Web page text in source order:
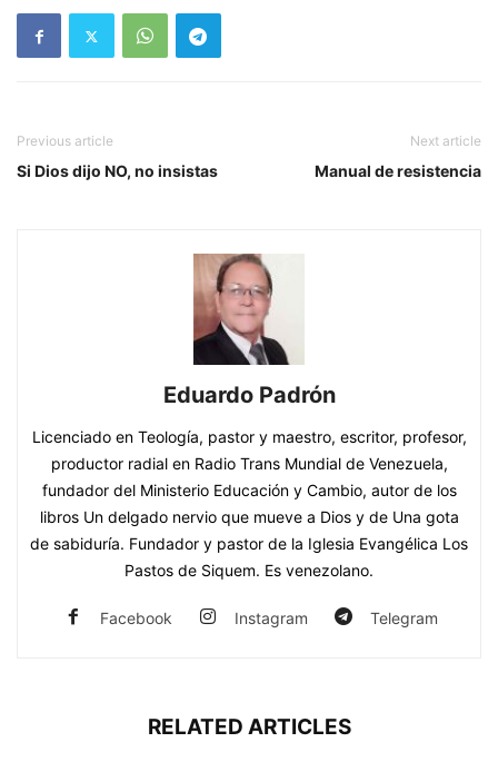
Previous article
Si Dios dijo NO, no insistas
Next article
Manual de resistencia
Eduardo Padrón
Licenciado en Teología, pastor y maestro, escritor, profesor,
productor radial en Radio Trans Mundial de Venezuela,
fundador del Ministerio Educación y Cambio, autor de los
libros Un delgado nervio que mueve a Dios y de Una gota
de sabiduría. Fundador y pastor de la Iglesia Evangélica Los
Pastos de Siquem. Es venezolano.
Facebook Instagram Telegram
RELATED ARTICLES